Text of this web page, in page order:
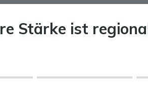
Stärke ist